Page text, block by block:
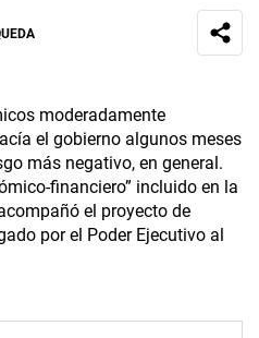
moderadamente
el gobierno algunos meses
más negativo, en general.
financiero” incluido en la
el proyecto de
por el Poder Ejecutivo al